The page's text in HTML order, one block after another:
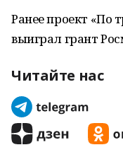
Ранее проект «По
выиграл грант
Читайте нас